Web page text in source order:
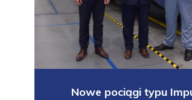
Nowe pociągi typu